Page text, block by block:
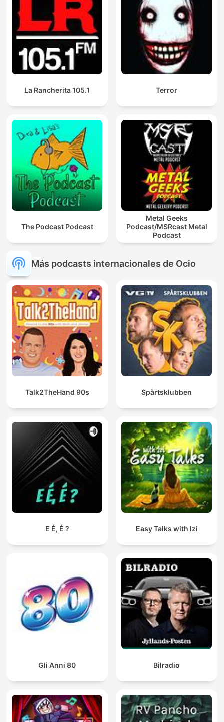
La Rancherita 105.1 Terror
The Podcast Podcast
Metal Geeks
Podcast/MSRcast Metal
Podcast
Más podcasts internacionales de Ocio
Talk2TheHand 90s Spårtsklubben
E É, É ? Easy Talks with Izi
Gli Anni 80 Bilradio